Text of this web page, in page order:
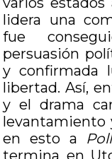
lidera una
fue
persuasión
y confirmada
libertad. Así,
y el drama
levantamiento
en esto a
termina en